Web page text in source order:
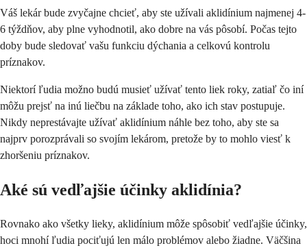
Váš lekár bude zvyčajne chcieť, aby ste užívali aklidínium najmenej 4-
6 týždňov, aby plne vyhodnotil, ako dobre na vás pôsobí. Počas tejto
doby bude sledovať vašu funkciu dýchania a celkovú kontrolu
príznakov.
Niektorí ľudia možno budú musieť užívať tento liek roky, zatiaľ čo iní
môžu prejsť na inú liečbu na základe toho, ako ich stav postupuje.
Nikdy neprestávajte užívať aklidínium náhle bez toho, aby ste sa
najprv porozprávali so svojím lekárom, pretože by to mohlo viesť k
zhoršeniu príznakov.
Aké sú vedľajšie účinky aklidínia?
Rovnako ako všetky lieky, aklidínium môže spôsobiť vedľajšie účinky,
hoci mnohí ľudia pociťujú len málo problémov alebo žiadne. Väčšina